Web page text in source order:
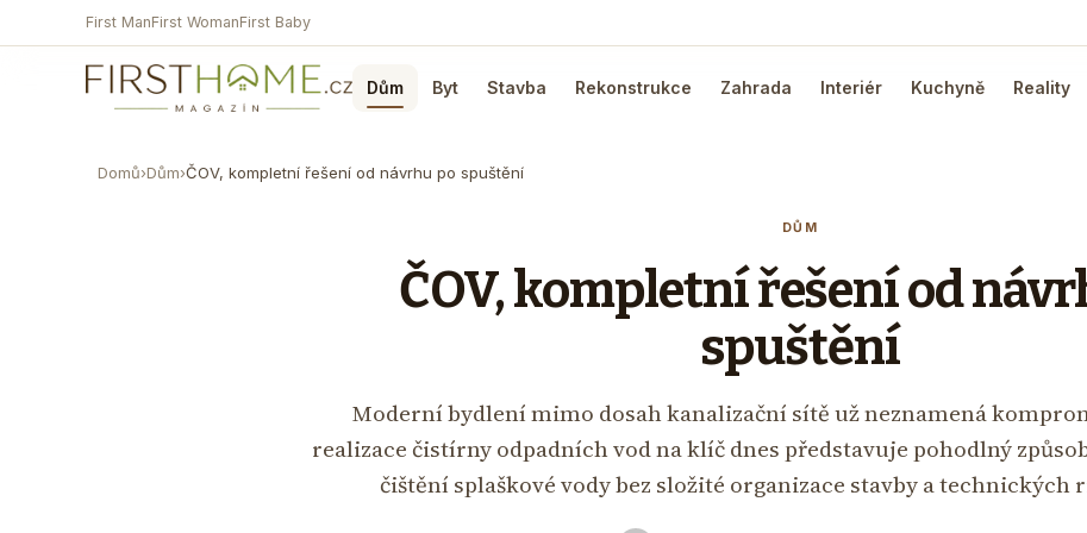
First ManFirst WomanFirst Baby
Dům Byt Stavba Rekonstrukce Zahrada Interiér Kuchyně Reality
Domů›Dům›ČOV, kompletní řešení od návrhu po spuštění
DŮM
ČOV, kompletní řešení od
spuštění
Moderní bydlení mimo dosah kanalizační sítě už neznamená
realizace čistírny odpadních vod na klíč dnes představuje pohodlný
čištění splaškové vody bez složité organizace stavby a technických